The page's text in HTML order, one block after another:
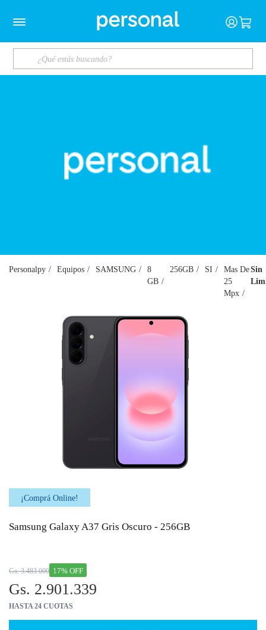
Personalpy Equipos SAMSUNG
8
GB
256GB SI
Mas De
25
Mpx
Sin
¡Comprá Online!
Samsung Galaxy A37 Gris Oscuro - 256GB
17% OFF
Gs. 3.483.000
Gs. 2.901.339
HASTA 24 CUOTAS